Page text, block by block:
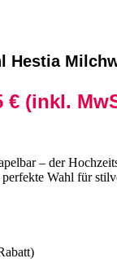
Hestia
€ (inkl.
– der
Wahl für